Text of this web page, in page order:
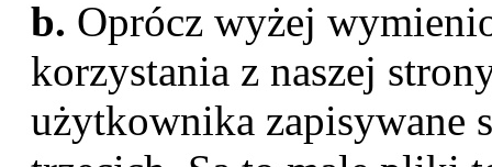
b. Oprócz wyżej
korzystania z naszej
użytkownika zapisywane